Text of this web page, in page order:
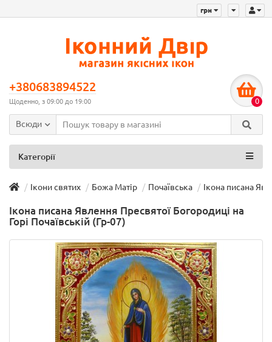
грн
+380683894522
Щоденно, з 09:00 до 19:00 0
Всюди
Категорії
Ікони святих Божа Матір Почаївська Ікона писана
Ікона писана Явлення Пресвятої Богородиці на
Горі Почаївській (Гр-07)